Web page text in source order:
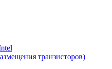
транзисторов)